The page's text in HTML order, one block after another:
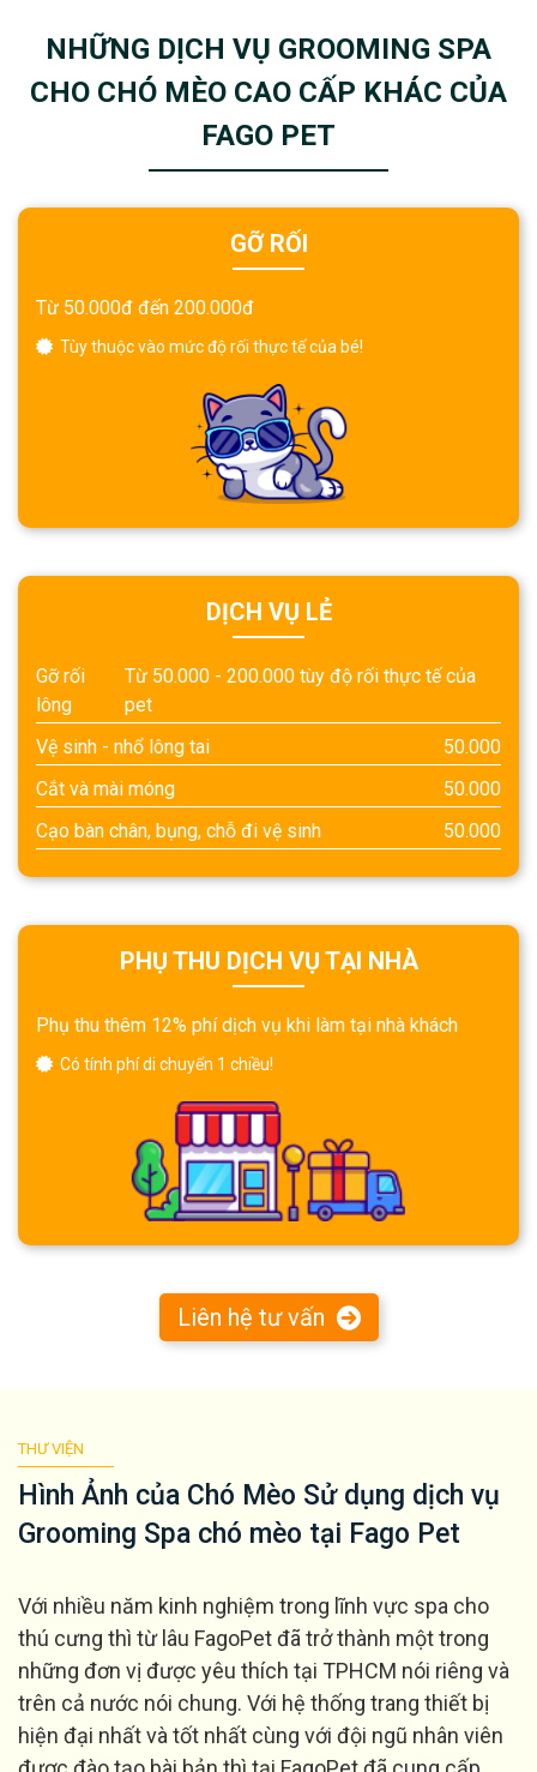
NHỮNG DỊCH VỤ GROOMING SPA
CHO CHÓ MÈO CAO CẤP KHÁC CỦA
FAGO PET
GỠ RỐI
Từ 50.000đ đến 200.000đ
Tùy thuộc vào mức độ rối thực tế của bé!
DỊCH VỤ LẺ
Gỡ rối
lông
Từ 50.000 - 200.000 tùy độ rối thực tế của
pet
Vệ sinh - nhổ lông tai
50.000
Cắt và mài móng
50.000
Cạo bàn chân, bụng, chỗ đi vệ sinh
50.000
PHỤ THU DỊCH VỤ TẠI NHÀ
Phụ thu thêm 12% phí dịch vụ khi làm tại nhà khách
Có tính phí di chuyển 1 chiều!
Liên hệ tư vấn
THƯ VIỆN
Hình Ảnh của Chó Mèo Sử dụng dịch vụ
Grooming Spa chó mèo tại Fago Pet
Với nhiều năm kinh nghiệm trong lĩnh vực spa cho
thú cưng thì từ lâu FagoPet đã trở thành một trong
những đơn vị được yêu thích tại TPHCM nói riêng và
trên cả nước nói chung. Với hệ thống trang thiết bị
hiện đại nhất và tốt nhất cùng với đội ngũ nhân viên